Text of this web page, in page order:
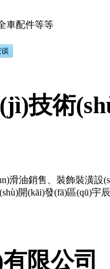
車配件等等
技術
滑油銷售、裝飾裝潢設
開(kāi)發(fā)區(qū)宇
限公司